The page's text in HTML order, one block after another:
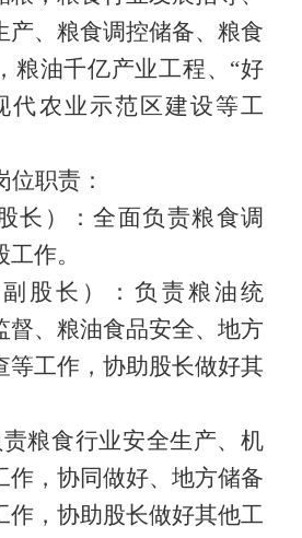
产、粮食调控储备、粮食
粮油千亿产业工程、“好
代农业示范区建设等工
位职责：
长）：全面负责粮食调
作。
股长）：负责粮油统
督、粮油食品安全、地方
等工作，协助股长做好其
粮食行业安全生产、机
作，协同做好、地方储备
作，协助股长做好其他工